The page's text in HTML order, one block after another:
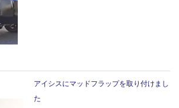
アイシスにマッドフラップを取り付けまし
た